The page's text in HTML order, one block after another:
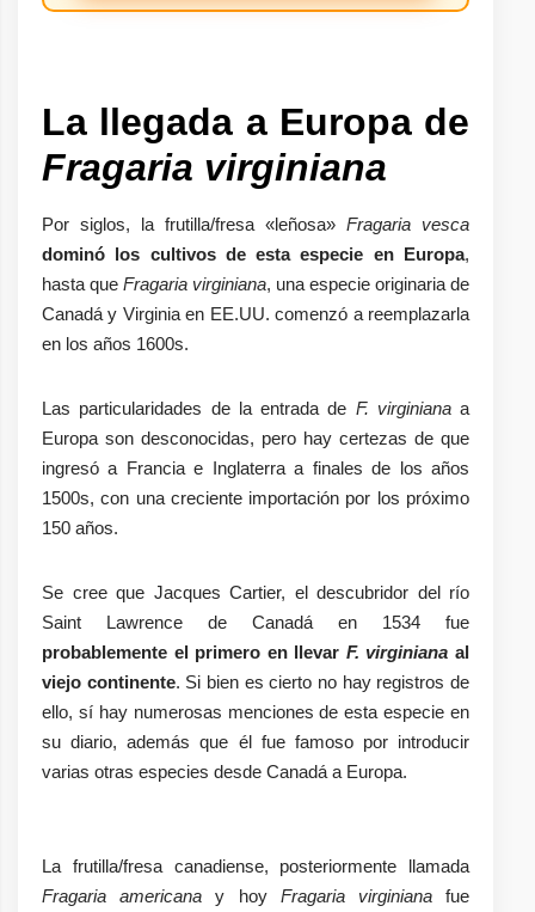
La llegada a Europa de
Fragaria virginiana
Por siglos, la frutilla/fresa «leñosa» Fragaria vesca
dominó los cultivos de esta especie en Europa,
hasta que Fragaria virginiana, una especie originaria de
Canadá y Virginia en EE.UU. comenzó a reemplazarla
en los años 1600s.
Las particularidades de la entrada de F. virginianaa
Europa son desconocidas, pero hay certezas de que
ingresó a Francia e Inglaterra a finales de los años
1500s, con una creciente importación por los próximo
150 años.
Se cree que Jacques Cartier, el descubridor del río
Saint Lawrence de Canadá en 1534 fue
probablemente el primero en llevar F. virginiana al
viejo continente. Si bien es cierto no hay registros de
ello, sí hay numerosas menciones de esta especie en
su diario, además que él fue famoso por introducir
varias otras especies desde Canadá a Europa.
La frutilla/fresa canadiense, posteriormente llamada
Fragaria americana y hoy Fragaria virginianafue